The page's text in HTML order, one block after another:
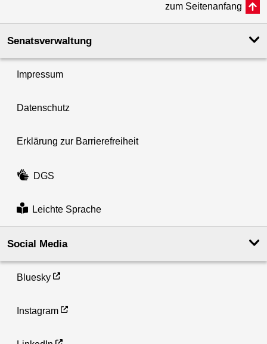
zum Seitenanfang
Senatsverwaltung
Impressum
Datenschutz
Erklärung zur Barrierefreiheit
DGS
Leichte Sprache
Social Media
Bluesky
Instagram